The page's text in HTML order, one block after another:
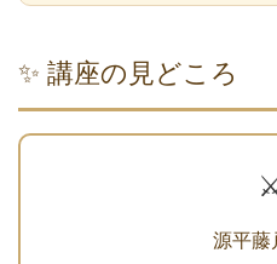
✨ 講座の見どころ
源平藤